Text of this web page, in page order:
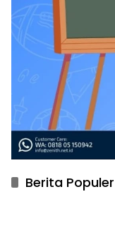
Berita Populer